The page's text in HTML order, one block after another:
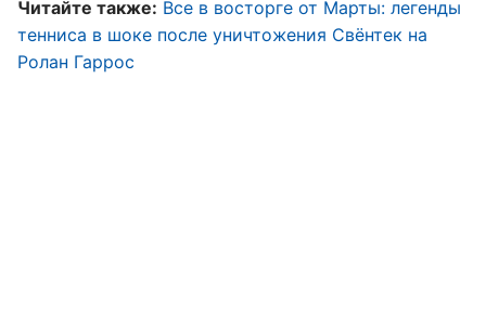
Читайте также: Все в восторге от Марты: легенды
тенниса в шоке после уничтожения Свёнтек на
Ролан Гаррос